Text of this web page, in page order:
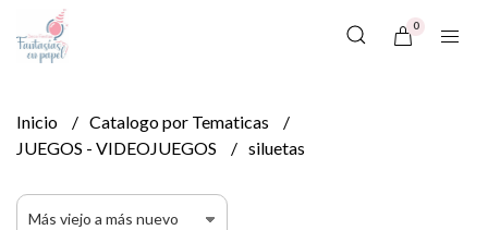
0
Inicio
Catalogo por Tematicas
JUEGOS - VIDEOJUEGOS
siluetas